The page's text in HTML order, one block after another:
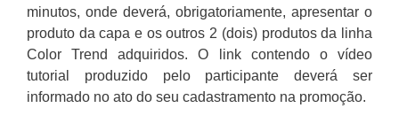
minutos, onde deverá, obrigatoriamente, apresentar o
produto da capa e os outros 2 (dois) produtos da linha
Color Trend adquiridos. O link contendo o vídeo
tutorial produzido pelo participante deverá ser
informado no ato do seu cadastramento na promoção.